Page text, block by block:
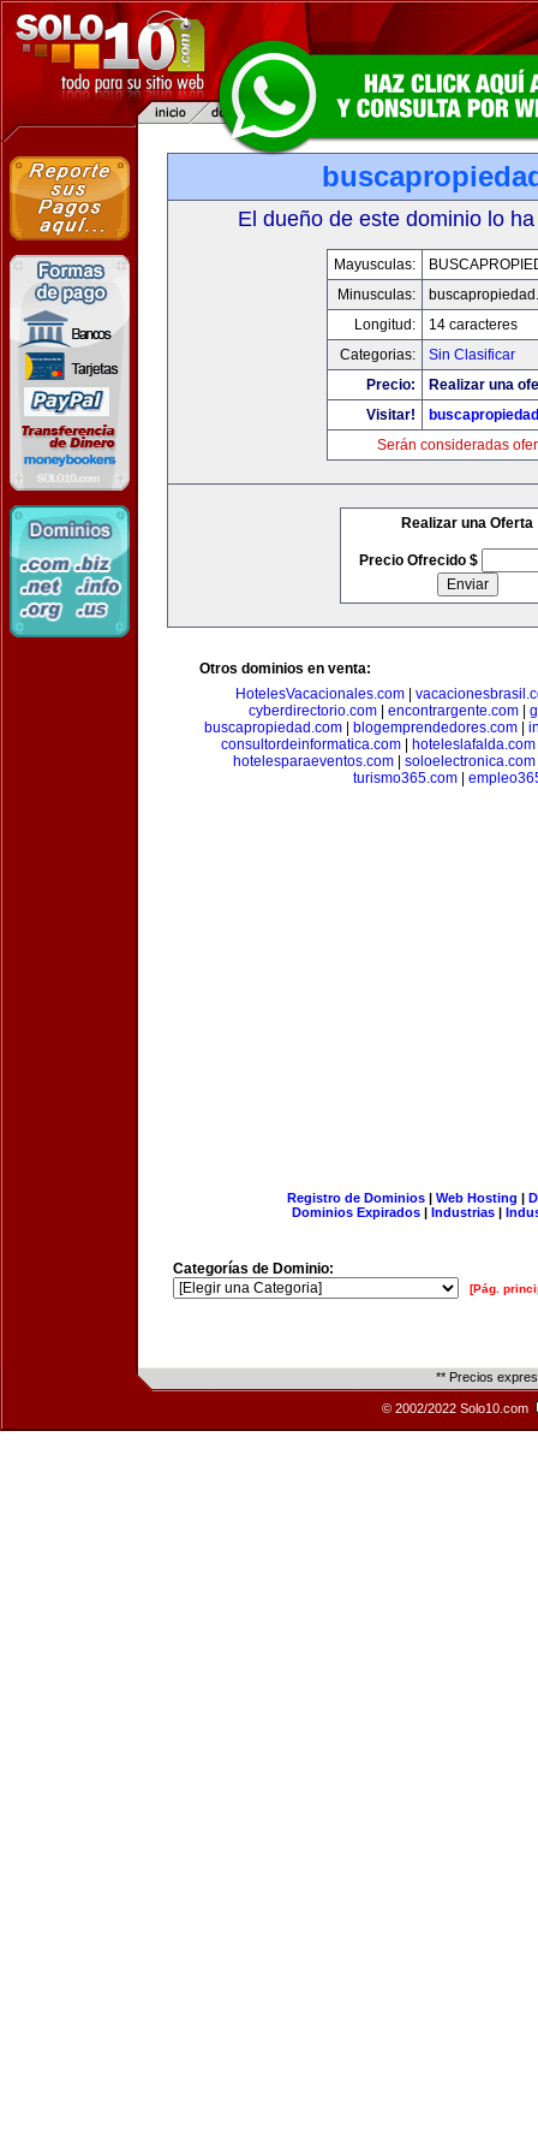
El dueño de este dominio lo
Mayusculas:
Minusculas:
Longitud:
14 caracteres
Categorias:
Sin Clasificar
Precio:
Realizar una
Visitar!
Serán consideradas
Realizar una Oferta
Precio Ofrecido $
Otros dominios en venta:
HotelesVacacionales.com|
cyberdirectorio.com| encontrargente.com|
buscapropiedad.com| blogemprendedores.com|
consultordeinformatica.com| hoteleslafalda.com
hotelesparaeventos.com
soloelectronica.com
turismo365.com
Registro de Dominios| Web Hosting |
Dominios Expirados | Industrias |
Categorías de Dominio:
[Pág.
** Precios
© 2002/2022 Solo10.com